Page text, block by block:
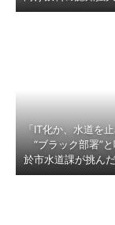
「IT化か、水道を止
“ブラック部署”
於市水道課が挑ん